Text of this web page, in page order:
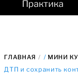
Практика
ГЛАВНАЯ / МИНИ
ДТП и сохранить